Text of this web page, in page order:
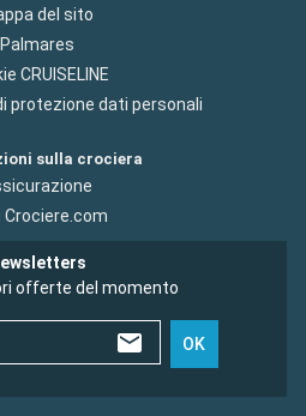
del sito
Palmares
CRUISELINE
protezione dati personali
sulla crociera
Crociere.com
offerte del momento
OK